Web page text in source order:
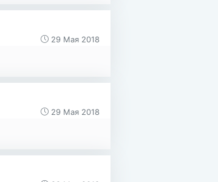
29 Мая 2018
29 Мая 2018